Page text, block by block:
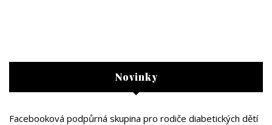
Novinky
Facebooková podpůrná skupina pro rodiče diabetických dětí